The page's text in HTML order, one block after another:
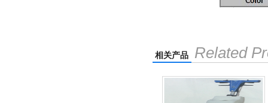
相关产品 Related